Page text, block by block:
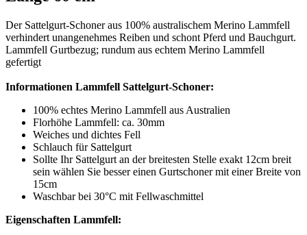
Der Sattelgurt-Schoner aus 100% australischem Merino Lammfell
verhindert unangenehmes Reiben und schont Pferd und Bauchgurt.
Lammfell Gurtbezug; rundum aus echtem Merino Lammfell
gefertigt
Informationen Lammfell Sattelgurt-Schoner:
100% echtes Merino Lammfell aus Australien
Florhöhe Lammfell: ca. 30mm
Weiches und dichtes Fell
Schlauch für Sattelgurt
Sollte Ihr Sattelgurt an der breitesten Stelle exakt 12cm breit
sein wählen Sie besser einen Gurtschoner mit einer Breite von
15cm
Waschbar bei 30°C mit Fellwaschmittel
Eigenschaften Lammfell: